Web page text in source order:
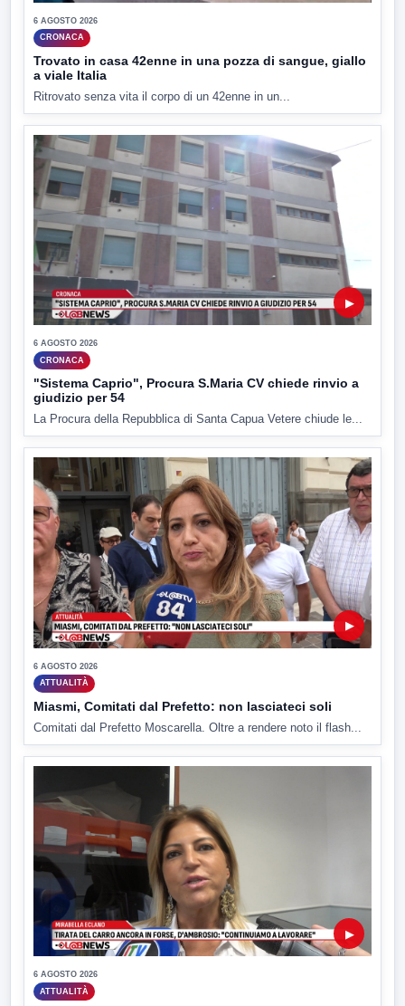
6 AGOSTO 2026
CRONACA
Trovato in casa 42enne in una pozza di sangue, giallo
a viale Italia
Ritrovato senza vita il corpo di un 42enne in un...
▶
6 AGOSTO 2026
CRONACA
"Sistema Caprio", Procura S.Maria CV chiede rinvio a
giudizio per 54
La Procura della Repubblica di Santa Capua Vetere chiude le...
▶
6 AGOSTO 2026
ATTUALITÀ
Miasmi, Comitati dal Prefetto: non lasciateci soli
Comitati dal Prefetto Moscarella. Oltre a rendere noto il flash...
▶
6 AGOSTO 2026
ATTUALITÀ